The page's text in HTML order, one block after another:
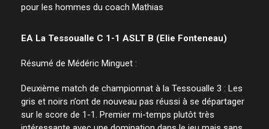
pour les hommes du coach Mathias
EA La Tessoualle C 1-1 ASLT B (Elie Fonteneau)
Résumé de Médéric Minguet :
Deuxième match de championnat à la Tessoualle 3 : Les
gris et noirs n’ont de nouveau pas réussi à se départager
sur le score de 1-1. Premier mi-temps plutôt très